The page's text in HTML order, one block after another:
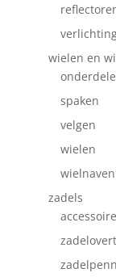
wielen en
spaken
velgen
wielen
wielnaven
zadels